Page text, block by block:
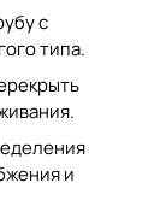
с
типа.
и